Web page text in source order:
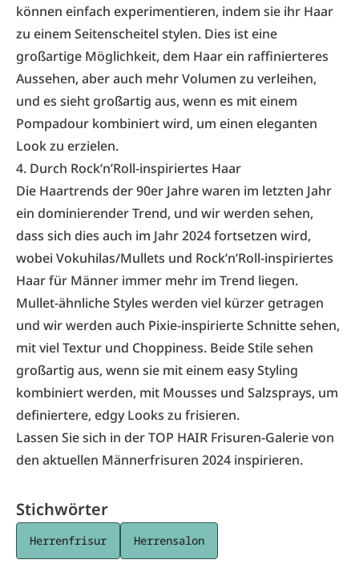
können einfach experimentieren, indem sie ihr Haar
zu einem Seitenscheitel stylen. Dies ist eine
großartige Möglichkeit, dem Haar ein raffinierteres
Aussehen, aber auch mehr Volumen zu verleihen,
und es sieht großartig aus, wenn es mit einem
Pompadour kombiniert wird, um einen eleganten
Look zu erzielen.
4. Durch Rock’n’Roll-inspiriertes Haar
Die Haartrends der 90er Jahre waren im letzten Jahr
ein dominierender Trend, und wir werden sehen,
dass sich dies auch im Jahr 2024 fortsetzen wird,
wobei Vokuhilas/Mullets und Rock’n’Roll-inspiriertes
Haar für Männer immer mehr im Trend liegen.
Mullet-ähnliche Styles werden viel kürzer getragen
und wir werden auch Pixie-inspirierte Schnitte sehen,
mit viel Textur und Choppiness. Beide Stile sehen
großartig aus, wenn sie mit einem easy Styling
kombiniert werden, mit Mousses und Salzsprays, um
definiertere, edgy Looks zu frisieren.
Lassen Sie sich in der TOP HAIR Frisuren-Galerie von
den aktuellen Männerfrisuren 2024 inspirieren.
Stichwörter
Herrenfrisur Herrensalon